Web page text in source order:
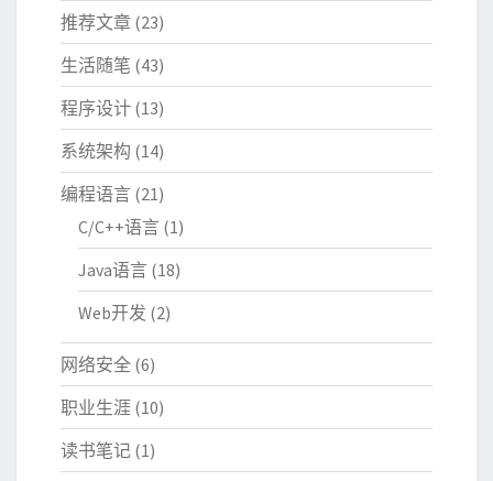
推荐文章 (23)
生活随笔 (43)
程序设计 (13)
系统架构 (14)
编程语言 (21)
C/C++语言 (1)
Java语言 (18)
Web开发 (2)
网络安全 (6)
职业生涯 (10)
读书笔记 (1)